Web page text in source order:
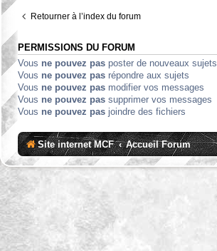
Retourner à l’index du forum
PERMISSIONS DU FORUM
Vous ne pouvez pas poster de nouveaux sujets
Vous ne pouvez pas répondre aux sujets
Vous ne pouvez pas modifier vos messages
Vous ne pouvez pas supprimer vos messages
Vous ne pouvez pas joindre des fichiers
Site internet MCF Accueil Forum